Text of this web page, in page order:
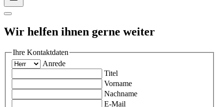
Wir helfen ihnen gerne weiter
Ihre Kontaktdaten
Anrede
Titel
Vorname
Nachname
E-Mail